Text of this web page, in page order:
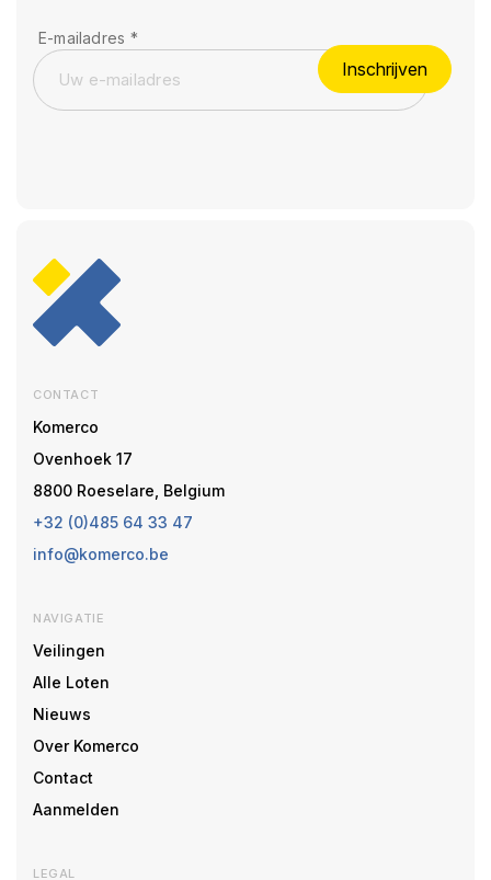
E-mailadres *
Inschrijven
CONTACT
Komerco
Ovenhoek 17
8800 Roeselare, Belgium
+32 (0)485 64 33 47
info@komerco.be
NAVIGATIE
Veilingen
Alle Loten
Nieuws
Over Komerco
Contact
Aanmelden
LEGAL